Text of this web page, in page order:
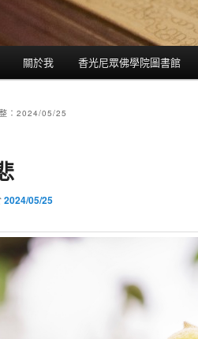
主內容
第二內容
關於我 香光尼眾佛學院圖書館
： 2024/05/25
2024/05/25